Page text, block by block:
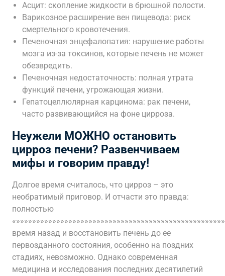
Асцит: скопление жидкости в брюшной полости.
Варикозное расширение вен пищевода: риск
смертельного кровотечения.
Печеночная энцефалопатия: нарушение работы
мозга из-за токсинов, которые печень не может
обезвредить.
Печеночная недостаточность: полная утрата
функций печени, угрожающая жизни.
Гепатоцеллюлярная карцинома: рак печени,
часто развивающийся на фоне цирроза.
Неужели МОЖНО остановить
цирроз печени? Развенчиваем
мифы и говорим правду!
Долгое время считалось, что цирроз – это
необратимый приговор. И отчасти это правда:
полностью
время назад и восстановить печень до ее
первозданного состояния, особенно на поздних
стадиях, невозможно. Однако современная
медицина и исследования последних десятилетий